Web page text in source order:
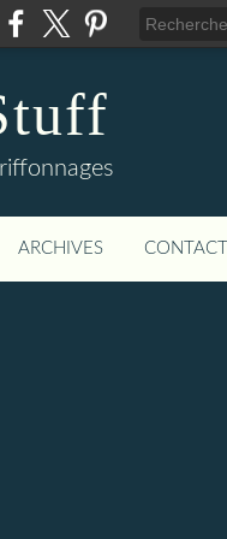
ARCHIVES CONTACT